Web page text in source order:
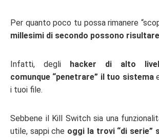
Per quanto poco tu possa rimanere
millesimi di secondo possono
Infatti, degli hacker di alto
comunque “penetrare” il tuo sistema
i tuoi file.
Sebbene il Kill Switch sia una
utile, sappi che oggi la trovi “di serie”